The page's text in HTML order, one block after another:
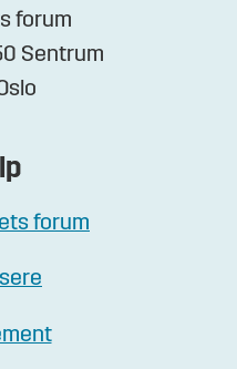
forum
Sentrum
forum